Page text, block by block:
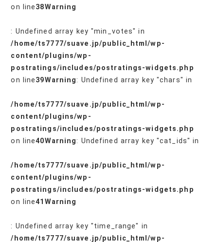
on line38Warning
: Undefined array key "min_votes" in
/home/ts7777/suave.jp/public_html/wp-
content/plugins/wp-
postratings/includes/postratings-widgets.php
on line39Warning: Undefined array key "chars" in
/home/ts7777/suave.jp/public_html/wp-
content/plugins/wp-
postratings/includes/postratings-widgets.php
on line40Warning: Undefined array key "cat_ids" in
/home/ts7777/suave.jp/public_html/wp-
content/plugins/wp-
postratings/includes/postratings-widgets.php
on line41 Warning
: Undefined array key "time_range" in
/home/ts7777/suave.jp/public_html/wp-